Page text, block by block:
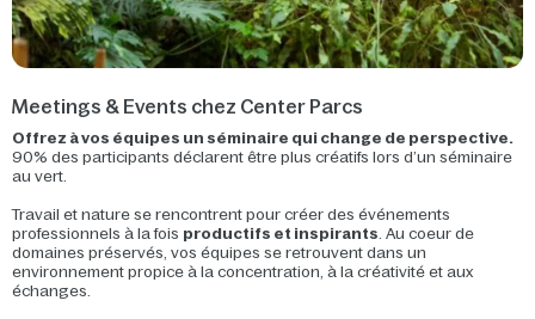
Meetings & Events chez Center Parcs
Offrez à vos équipes un séminaire qui change de perspective.
90% des participants déclarent être plus créatifs lors d’un séminaire
au vert.
Travail et nature se rencontrent pour créer des événements
professionnels à la fois productifs et inspirants. Au coeur de
domaines préservés, vos équipes se retrouvent dans un
environnement propice à la concentration, à la créativité et aux
échanges.